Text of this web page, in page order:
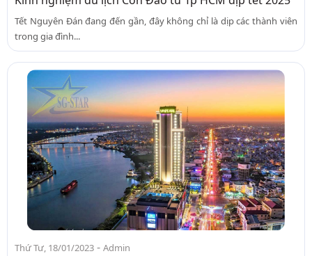
Tết Nguyên Đán đang đến gần, đây không chỉ là dịp các thành viên
trong gia đình...
Thứ Tư, 18/01/2023 - Admin